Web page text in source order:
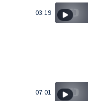
03:19
07:01